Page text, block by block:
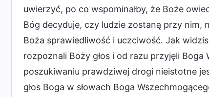
uwierzyć, po co wspominałby, że Boże
Bóg decyduje, czy ludzie zostaną przy nim,
Boża sprawiedliwość i uczciwość. Jak
rozpoznali Boży głos i od razu przyjęli Boga
poszukiwaniu prawdziwej drogi nieistotne
głos Boga w słowach Boga